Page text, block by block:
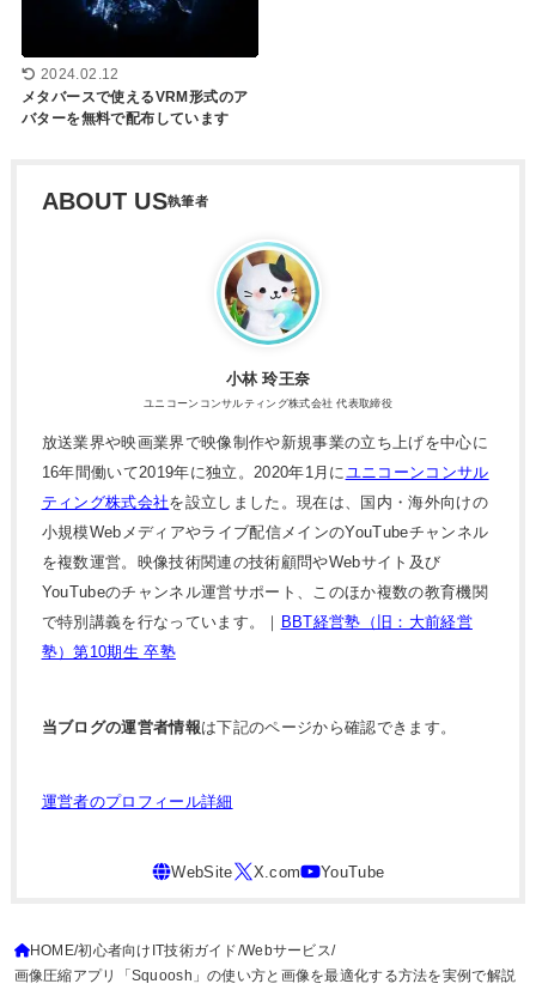
2024.02.12
メタバースで使えるVRM形式のア
バターを無料で配布しています
ABOUT US
小林 玲王奈
ユニコーンコンサルティング株式会社 代表取締役
放送業界や映画業界で映像制作や新規事業の立ち上げを中心に
16年間働いて2019年に独立。2020年1月にユニコーンコンサル
ティング株式会社を設立しました。現在は、国内・海外向けの
小規模Webメディアやライブ配信メインのYouTubeチャンネル
を複数運営。映像技術関連の技術顧問やWebサイト及び
YouTubeのチャンネル運営サポート、このほか複数の教育機関
で特別講義を行なっています。｜ BBT経営塾（旧：大前経営
塾）第10期生 卒塾
当ブログの運営者情報は下記のページから確認できます。
運営者のプロフィール詳細
HOME 初心者向けIT技術ガイド Webサービス
画像圧縮アプリ「Squoosh」の使い方と画像を最適化する方法を実例で解説